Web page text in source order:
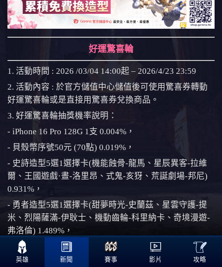
好運驚喜輪
1. 活動時間 : 2026 /03/04 14:00起 – 2026/4/23 23:59
2. 活動內容 : 於官方儲值中心儲值後可使用驚喜券轉動
好運驚喜輪或是直接用驚喜券兌換商品。
3. 好運驚喜輪抽獎機率說明：
- iPhone 16 Pro 128G 1支 0.004%，
- 貝殼幣序號50元 (70點) 0.019%，
- 史詩造型5選1選擇卡(機能蝕骨-龍馬、星辰異客-拉維
爾、王國遊戲·晝-洛里昂、式鬼-亥犽、荒誕劇場-邦尼)
0.931%，
- 勇者造型5選1選擇卡(甜夢時光-史蘭茲、星雲守護-提
米、烈陽薩滿-伊耿士、機動齒輪-科里納卡、奇境漫遊-
弗洛倫) 1.489%，
- 驚喜券x2 3.724%，
- 托腮的娜塔亞表情(3天) 31.278%，
英雄 新聞 賽事 影片

攻略